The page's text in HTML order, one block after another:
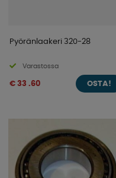
Pyöränlaakeri 320-28
Varastossa
€ 33 .60 OSTA!